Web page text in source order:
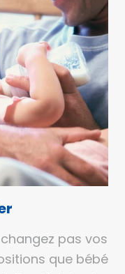
pas vos
que bébé